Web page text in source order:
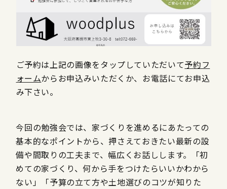
ご予約は上記の画像をタップしていただいて予約フ
ォームからお申込みいただくか、お電話にてお申込
み下さい。
今回の勉強会では、家づくりを進めるにあたっての
基本的なポイントから、押さえておきたい最新の設
備や間取りの工夫まで、幅広くお話しします。「初
めての家づくり、何から手をつけたらいいかわから
ない」「予算の立て方や土地選びのコツが知りた